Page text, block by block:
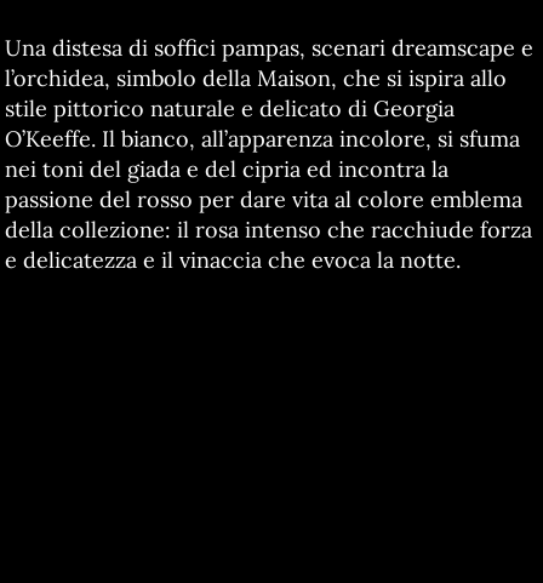
Una distesa di soffici pampas, scenari dreamscape e
l’orchidea, simbolo della Maison, che si ispira allo
stile pittorico naturale e delicato di Georgia
O’Keeffe. Il bianco, all’apparenza incolore, si sfuma
nei toni del giada e del cipria ed incontra la
passione del rosso per dare vita al colore emblema
della collezione: il rosa intenso che racchiude forza
e delicatezza e il vinaccia che evoca la notte.